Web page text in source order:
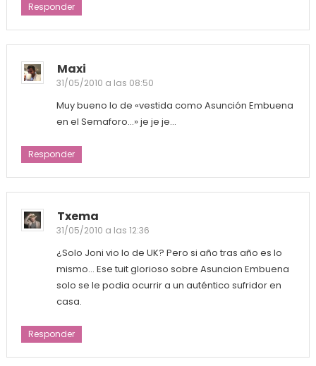
Responder
Maxi
31/05/2010 a las 08:50
Muy bueno lo de «vestida como Asunción Embuena
en el Semaforo…» je je je…
Responder
Txema
31/05/2010 a las 12:36
¿Solo Joni vio lo de UK? Pero si año tras año es lo
mismo… Ese tuit glorioso sobre Asuncion Embuena
solo se le podia ocurrir a un auténtico sufridor en
casa.
Responder